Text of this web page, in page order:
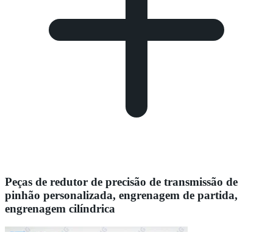
Peças de redutor de precisão de transmissão de
pinhão personalizada, engrenagem de partida,
engrenagem cilíndrica